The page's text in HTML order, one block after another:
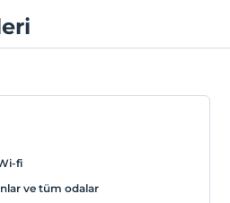
fi
ve tüm odalar